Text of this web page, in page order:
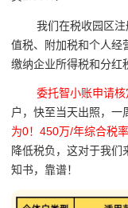
我们在税收园区注
值税、附加税和个人经
缴纳企业所得税和分红
委托智小账申请核
户，快至当天出照，一
为0！450万/年综合税率
降低税负，这对于我们
知书，靠谱！